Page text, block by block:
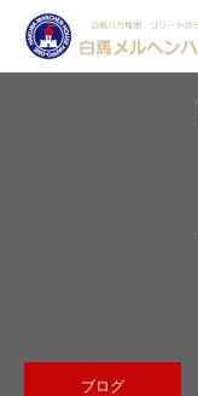
ブログ